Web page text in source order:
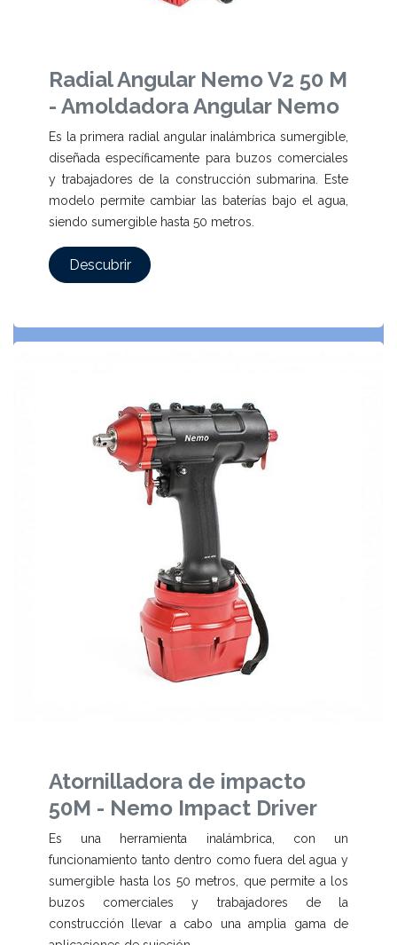
Radial Angular Nemo V2 50 M
- Amoldadora Angular Nemo
Es la primera radial angular inalámbrica sumergible,
diseñada específicamente para buzos comerciales
y trabajadores de la construcción submarina. Este
modelo permite cambiar las baterías bajo el agua,
siendo sumergible hasta 50 metros.
Descubrir
Atornilladora de impacto
50M - Nemo Impact Driver
Es una herramienta inalámbrica, con un
funcionamiento tanto dentro como fuera del agua y
sumergible hasta los 50 metros, que permite a los
buzos comerciales y trabajadores de la
construcción llevar a cabo una amplia gama de